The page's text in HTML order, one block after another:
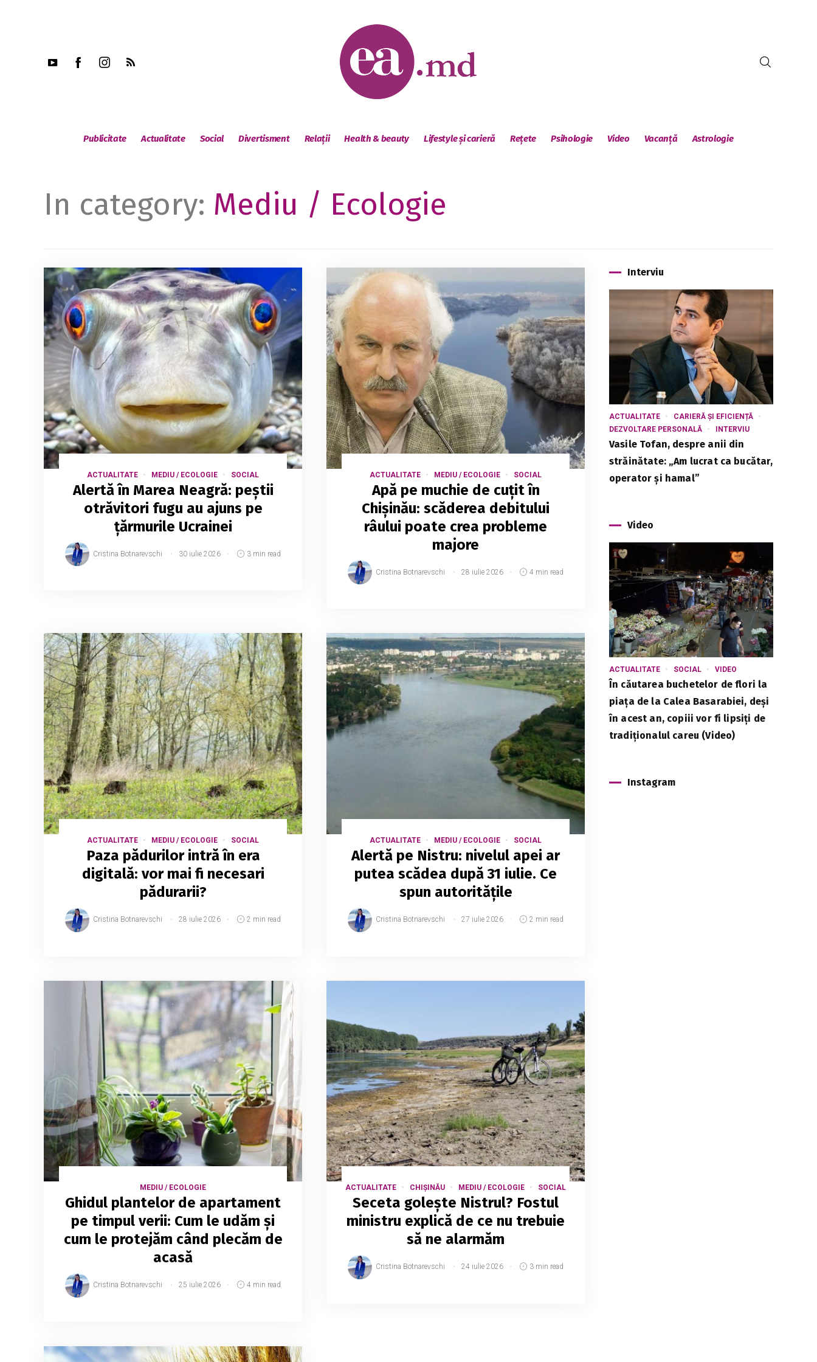
Publicitate Actualitate Social Divertisment Relații Health & beauty Lifestyle și carieră Rețete Psihologie Video Vacanță Astrologie
In category: Mediu / Ecologie
ACTUALITATE MEDIU / ECOLOGIE SOCIAL
Alertă în Marea Neagră: peștii
otrăvitori fugu au ajuns pe
țărmurile Ucrainei
Cristina Botnarevschi 30 iulie 2026 3 min read
ACTUALITATE MEDIU / ECOLOGIE SOCIAL
Apă pe muchie de cuțit în
Chișinău: scăderea debitului
râului poate crea probleme
majore
Cristina Botnarevschi 28 iulie 2026 4 min read
ACTUALITATE MEDIU / ECOLOGIE SOCIAL
Paza pădurilor intră în era
digitală: vor mai fi necesari
pădurarii?
Cristina Botnarevschi 28 iulie 2026 2 min read
ACTUALITATE MEDIU / ECOLOGIE SOCIAL
Alertă pe Nistru: nivelul apei ar
putea scădea după 31 iulie. Ce
spun autoritățile
Cristina Botnarevschi 27 iulie 2026 2 min read
MEDIU / ECOLOGIE
Ghidul plantelor de apartament
pe timpul verii: Cum le udăm și
cum le protejăm când plecăm de
acasă
Cristina Botnarevschi 25 iulie 2026 4 min read
ACTUALITATE CHIȘINĂU MEDIU / ECOLOGIE SOCIAL
Seceta golește Nistrul? Fostul
ministru explică de ce nu trebuie
să ne alarmăm
Cristina Botnarevschi 24 iulie 2026 3 min read
Interviu
ACTUALITATE
CARIERĂ ȘI EFICIENȚĂ
DEZVOLTARE PERSONALĂ
INTERVIU
Vasile Tofan, despre anii din
străinătate: „Am lucrat ca bucătar,
operator și hamal”
Video
ACTUALITATE SOCIAL VIDEO
În căutarea buchetelor de flori la
piața de la Calea Basarabiei, deși
în acest an, copiii vor fi lipsiți de
tradiționalul careu (Video)
Instagram